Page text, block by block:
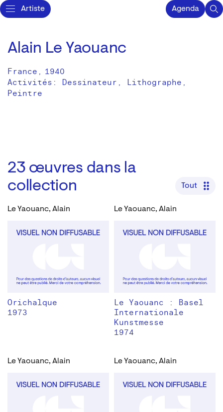
Artiste Agenda
Alain Le Yaouanc
France , 1940
Activités: Dessinateur
Lithographe
Peintre
23 œuvres dans la
collection
Tout
Le Yaouanc, Alain
Orichalque
1973
Le Yaouanc, Alain
Le Yaouanc : Basel
Internationale
Kunstmesse
1974
Le Yaouanc, Alain Le Yaouanc, Alain